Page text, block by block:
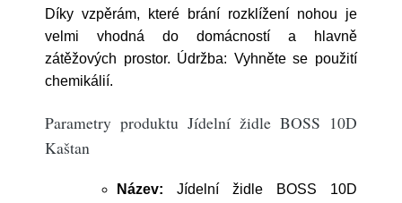
Díky vzpěrám, které brání rozklížení nohou je
velmi vhodná do domácností a hlavně
zátěžových prostor. Údržba: Vyhněte se použití
chemikálií.
Parametry produktu Jídelní židle BOSS 10D
Kaštan
Název: Jídelní židle BOSS 10D